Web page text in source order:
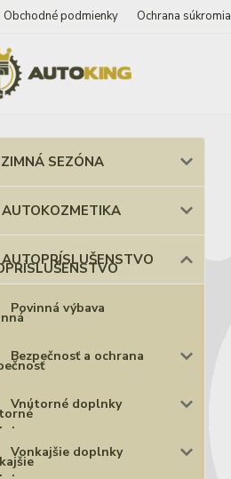
Obchodné podmienky Ochrana súkromia
ZIMNÁ SEZÓNA
AUTOKOZMETIKA
AUTOPRÍSLUŠENSTVO
Povinná výbava
Bezpečnosť a ochrana
Vnútorné doplnky
Vonkajšie doplnky